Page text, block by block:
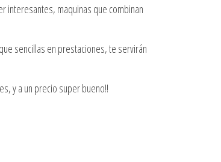
interesantes, maquinas que combinan
sencillas en prestaciones, te servirán
y a un precio super bueno!!